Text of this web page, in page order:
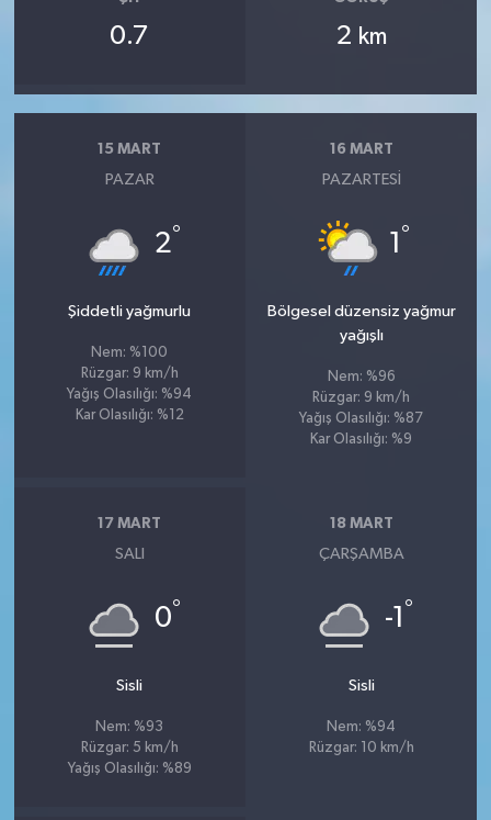
0.7 2 km
15 MART
PAZAR
2°
Şiddetli yağmurlu
Nem: %100
Rüzgar: 9 km/h
Yağış Olasılığı: %94
Kar Olasılığı: %12
16 MART
PAZARTESI
1 °
Bölgesel düzensiz yağmur
yağışlı
Nem: %96
Rüzgar: 9 km/h
Yağış Olasılığı: %87
Kar Olasılığı: %9
17 MART
SALI
0°
Sisli
Nem: %93
Rüzgar: 5 km/h
Yağış Olasılığı: %89
18 MART
ÇARŞAMBA
-1 °
Sisli
Nem: %94
Rüzgar: 10 km/h